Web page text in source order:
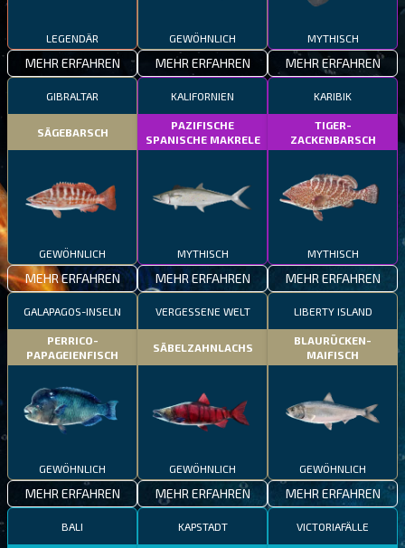
LEGENDÄR
MEHR ERFAHREN
GEWÖHNLICH
MEHR ERFAHREN
MYTHISCH
MEHR ERFAHREN
GIBRALTAR
SÄGEBARSCH
GEWÖHNLICH
MEHR ERFAHREN
KALIFORNIEN
PAZIFISCHE
SPANISCHE MAKRELE
MYTHISCH
MEHR ERFAHREN
KARIBIK
TIGER-
ZACKENBARSCH
MYTHISCH
MEHR ERFAHREN
GALAPAGOS-INSELN
PERRICO-
PAPAGEIENFISCH
GEWÖHNLICH
MEHR ERFAHREN
VERGESSENE WELT
SÄBELZAHNLACHS
GEWÖHNLICH
MEHR ERFAHREN
LIBERTY ISLAND
BLAURÜCKEN-
MAIFISCH
GEWÖHNLICH
MEHR ERFAHREN
BALI KAPSTADT VICTORIAFÄLLE